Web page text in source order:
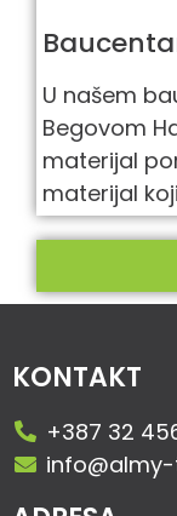
U našem
Begovom
materijal
materijal
KONTAKT
+387 32